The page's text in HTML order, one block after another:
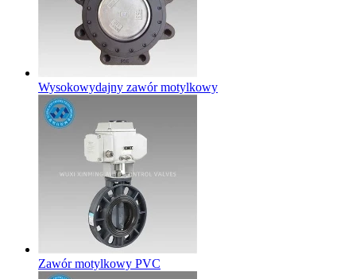
Wysokowydajny zawór motylkowy
Zawór motylkowy PVC